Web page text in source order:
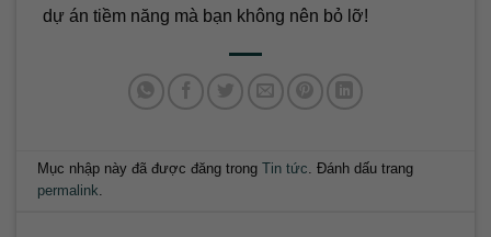
dự án tiềm năng mà bạn không nên bỏ lỡ!
Mục nhập này đã được đăng trongTin tức. Đánh dấu trang
permalink.